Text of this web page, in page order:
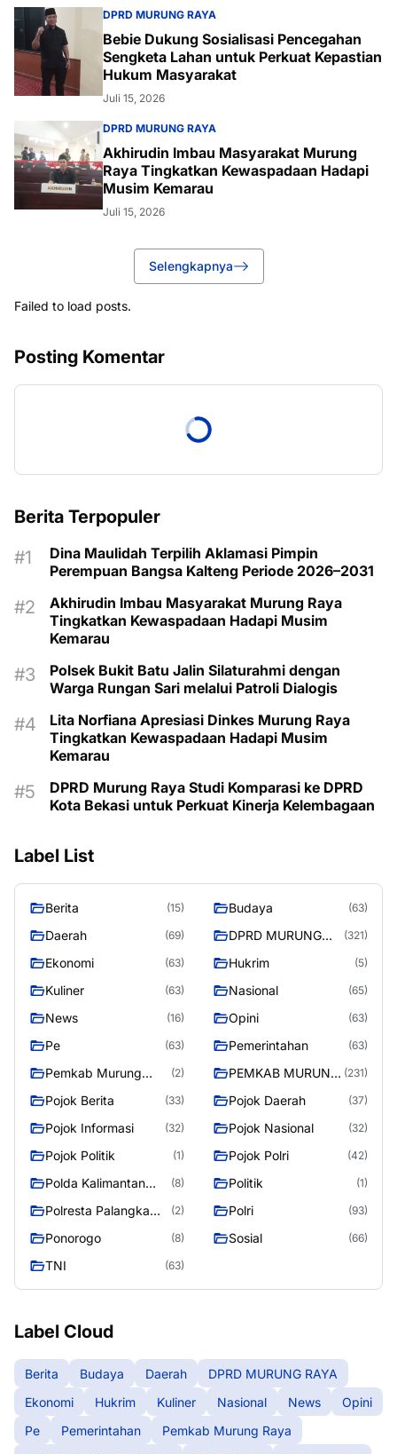
DPRD MURUNG RAYA
Bebie Dukung Sosialisasi Pencegahan
Sengketa Lahan untuk Perkuat Kepastian
Hukum Masyarakat
Juli 15, 2026
DPRD MURUNG RAYA
Akhirudin Imbau Masyarakat Murung
Raya Tingkatkan Kewaspadaan Hadapi
Musim Kemarau
Juli 15, 2026
Selengkapnya
Failed to load posts.
Posting Komentar
Berita Terpopuler
Dina Maulidah Terpilih Aklamasi Pimpin
Perempuan Bangsa Kalteng Periode 2026–2031
Akhirudin Imbau Masyarakat Murung Raya
Tingkatkan Kewaspadaan Hadapi Musim
Kemarau
Polsek Bukit Batu Jalin Silaturahmi dengan
Warga Rungan Sari melalui Patroli Dialogis
Lita Norfiana Apresiasi Dinkes Murung Raya
Tingkatkan Kewaspadaan Hadapi Musim
Kemarau
DPRD Murung Raya Studi Komparasi ke DPRD
Kota Bekasi untuk Perkuat Kinerja Kelembagaan
Label List
Berita (15) Budaya (63)
Daerah (69)
DPRD MURUNG
(321)
Ekonomi (63) Hukrim (5)
Kuliner (63) Nasional (65)
News (16) Opini (63)
Pe (63) Pemerintahan (63)
Pemkab Murung
(2)
PEMKAB MURUNG (231)
Pojok Berita (33) Pojok Daerah (37)
Pojok Informasi (32) Pojok Nasional (32)
Pojok Politik (1) Pojok Polri (42)
Polda Kalimantan
(8) Politik (1)
Polresta Palangka
(2) Polri (93)
Ponorogo (8) Sosial (66)
TNI (63)
Label Cloud
Berita Budaya Daerah
DPRD MURUNG RAYA
Ekonomi
Hukrim Kuliner Nasional News
Opini
Pe
Pemerintahan
Pemkab Murung Raya